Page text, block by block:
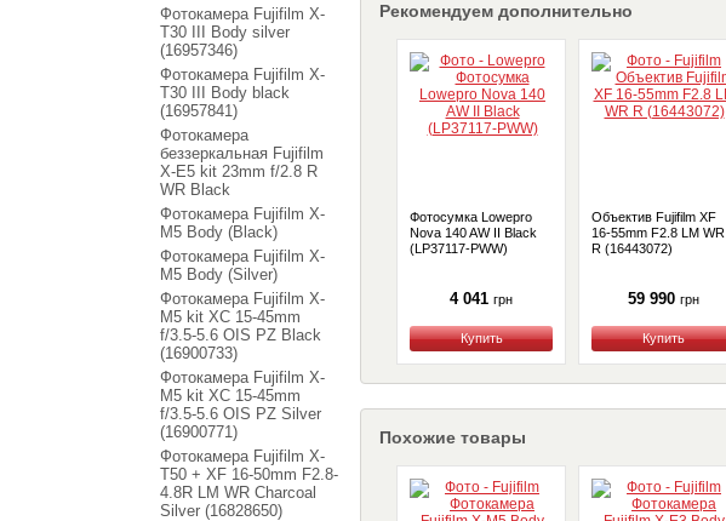
Рекомендуем дополнительно
Фотосумка Lowepro
Nova 140 AW II Black
(LP37117-PWW)
4 041 грн
Купить
Объектив Fujifilm XF
16-55mm F2.8 LM WR
R (16443072)
59 990 грн
Купить
Похожие товары
Фотокамера Fujifilm X-
T30 III Body silver
(16957346)
Фотокамера Fujifilm X-
T30 III Body black
(16957841)
Фотокамера
беззеркальная Fujifilm
X-E5 kit 23mm f/2.8 R
WR Black
Фотокамера Fujifilm X-
M5 Body (Black)
Фотокамера Fujifilm X-
M5 Body (Silver)
Фотокамера Fujifilm X-
M5 kit XC 15-45mm
f/3.5-5.6 OIS PZ Black
(16900733)
Фотокамера Fujifilm X-
M5 kit XC 15-45mm
f/3.5-5.6 OIS PZ Silver
(16900771)
Фотокамера Fujifilm X-
T50 + XF 16-50mm F2.8-
4.8R LM WR Charcoal
Silver (16828650)